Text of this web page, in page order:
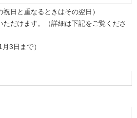
日と重なるときはその翌日）
ただけます。（詳細は下記をご覧くださ
3日まで）